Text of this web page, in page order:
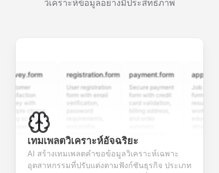
วิเคราะห์ข้อมูลอย่างมีประสิทธิภาพ
with
choice,
open-ended
valuable
about
products or
registration.form
User registration
form with email
verification,
information
fields for
seamless
account
creation.
payment.form
Secure payment
form with credit
card validation,
integration for
smooth e-
commerce
transactions.
Job
form with
resume
candidate
เทมเพลตวิเคราะห์อัจฉริยะ
AI สร้างเทมเพลตคำขอข้อมูลวิเคราะห์เฉพาะ
อุตสาหกรรมที่ปรับแต่งตามฟังก์ชันธุรกิจ ประเภท